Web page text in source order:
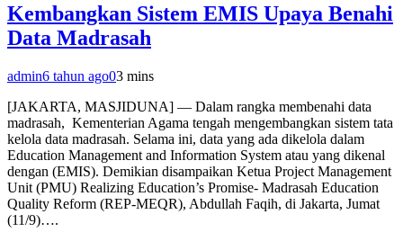
Kembangkan Sistem EMIS Upaya Benahi
Data Madrasah
admin6 tahun ago03 mins
[JAKARTA, MASJIDUNA] — Dalam rangka membenahi data
madrasah, Kementerian Agama tengah mengembangkan sistem tata
kelola data madrasah. Selama ini, data yang ada dikelola dalam
Education Management and Information System atau yang dikenal
dengan (EMIS). Demikian disampaikan Ketua Project Management
Unit (PMU) Realizing Education’s Promise- Madrasah Education
Quality Reform (REP-MEQR), Abdullah Faqih, di Jakarta, Jumat
(11/9)….